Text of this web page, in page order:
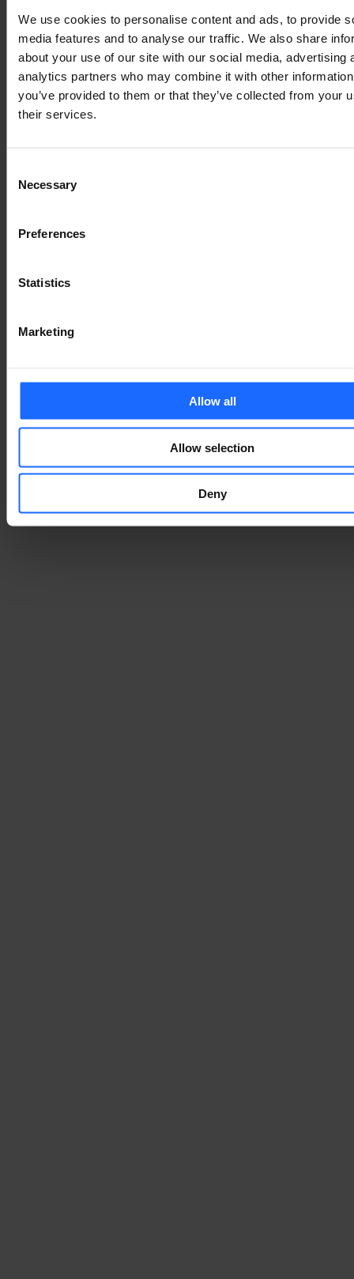
We use cookies to personalise content and ads, to provide
media features and to analyse our traffic. We also share
about your use of our site with our social media, advertising
analytics partners who may combine it with other
you’ve provided to them or that they’ve collected from your
their services.
Selection
Necessary
Preferences
Statistics
Marketing
Allow all
Allow selection
Deny